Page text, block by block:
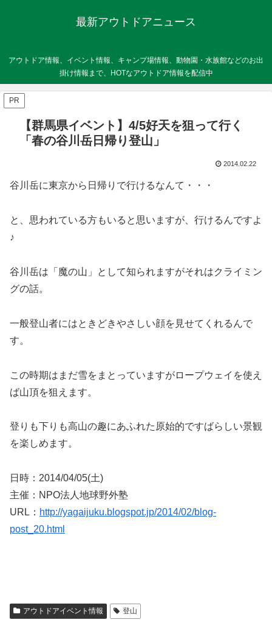
最新アウトドアニュース
アウトドア情報、イベント情報、キャンプ場情報、動物園・水族館などのお出
掛け情報まで、HOTなアウトドア情報を配信中
PR
【群馬県イベント】4/5好天を狙って行く
「春の谷川岳日帰り登山」
2014.02.22
谷川岳に東京から日帰りで行けるなんて・・・
と、思われている方もいると思いますが、行けるんですよ
♪
谷川岳は「魔の山」として知られますがそれはクライミン
グの話。
一般登山者にはときどきやさしい顔を見せてくれるんで
す。
この時期はまだ雪をまとっていますがロープウェイを使え
ば山頂を狙えます。
登りも下りも高山の趣にあふれた原始的ですばらしい景観
を楽しめます。
日時：2014/04/05(土)
主催：NPO法人地球野外塾
URL： http://yagaijuku.blogspot.jp/2014/02/blog-
post_20.html
アウトドアイベント情報 登山